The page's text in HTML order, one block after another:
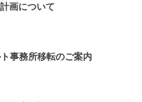
画について
事務所移転のご案内